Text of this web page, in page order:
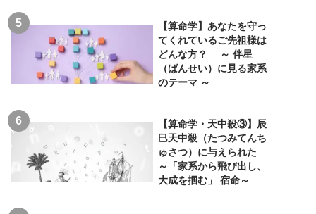
【算命学】あなたを守っ
てくれているご先祖様は
どんな方？ ～ 伴星
（ばんせい）に見る家系
のテーマ ～
【算命学・天中殺③】辰
巳天中殺（たつみてんち
ゅさつ）に与えられた
～「家系から飛び出し、
大成を掴む」 宿命～